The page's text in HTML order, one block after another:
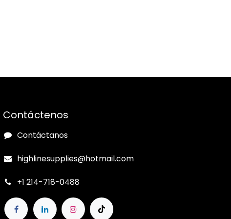
Contáctenos
Contáctanos
highlinesupplies@hotmail.com
+1 214-718-0488